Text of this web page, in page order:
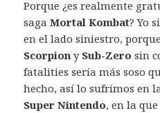
Porque ¿es realmente
sagaMortal Kombat? Yo
en el lado siniestro,
Scorpion y Sub-Zero sin
fatalities sería más soso
hecho, así lo sufrimos en
Super Nintendo, en la